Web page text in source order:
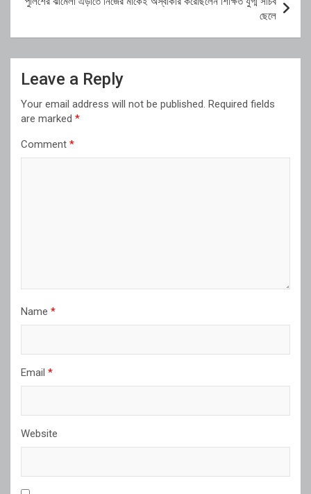
ছেলে
Leave a Reply
Your email address will not be published. Required fields
are marked *
Comment *
Name *
Email *
Website